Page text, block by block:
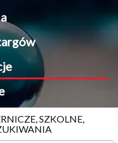
SZKOLNE,